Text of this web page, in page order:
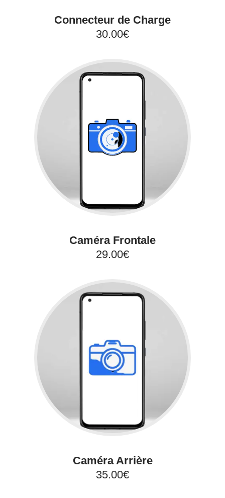
Connecteur de Charge
30.00€
Caméra Frontale
29.00€
Caméra Arrière
35.00€